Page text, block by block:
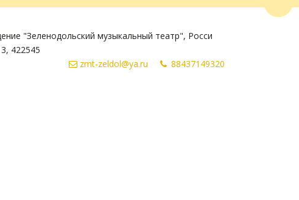
"Зеленодольский музыкальный театр", Росси
, 422545
884371 49320
zmt-zeldol@ya.ru